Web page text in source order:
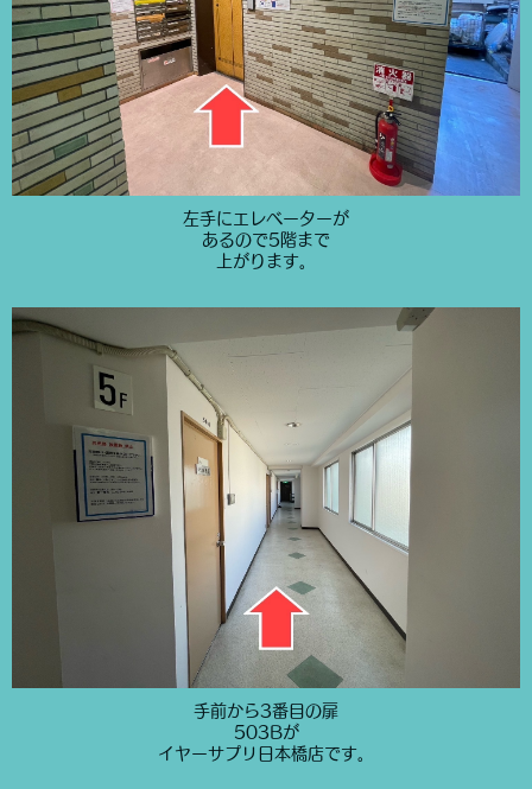
左手にエレベーターが
あるので5階まで
上がります。
手前から3番目の扉
503Bが
イヤーサプリ日本橋店です。